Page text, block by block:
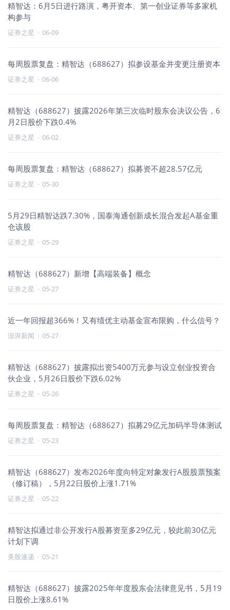
精智达：6月5日进行路演，粤开资本、第一创业证券等多家机
构参与
证券之星 · 06-09
每周股票复盘：精智达（688627）拟参设基金并变更注册资本
证券之星 · 06-06
精智达（688627）披露2026年第三次临时股东会决议公告，6
月2日股价下跌0.4%
证券之星 · 06-02
每周股票复盘：精智达（688627）拟募资不超28.57亿元
证券之星 · 05-30
5月29日精智达跌7.30%，国泰海通创新成长混合发起A基金重
仓该股
证券之星 · 05-29
精智达（688627）新增【高端装备】概念
证券之星 · 05-27
近一年回报超366%！又有绩优主动基金宣布限购，什么信号？
澎湃新闻 · 05-27
精智达（688627）披露拟出资5400万元参与设立创业投资合
伙企业，5月26日股价下跌6.02%
证券之星 · 05-26
每周股票复盘：精智达（688627）拟募29亿元加码半导体测试
证券之星 · 05-23
精智达（688627）发布2026年度向特定对象发行A股股票预案
（修订稿），5月22日股价上涨1.71%
证券之星 · 05-22
精智达拟通过非公开发行A股募资至多29亿元，较此前30亿元
计划下调
美股速递 · 05-21
精智达（688627）披露2025年年度股东会法律意见书，5月19
日股价上涨8.61%